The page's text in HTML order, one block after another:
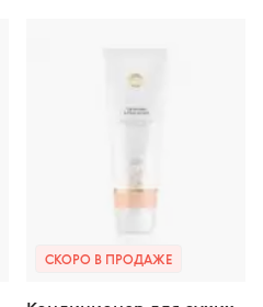
СКОРО В ПРОДАЖЕ